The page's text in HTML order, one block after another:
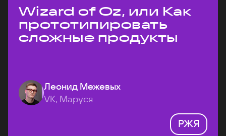
Wizard of Oz, или Как
прототипировать
сложные продукты
Леонид Межевых
VK, Маруся
РЖЯ